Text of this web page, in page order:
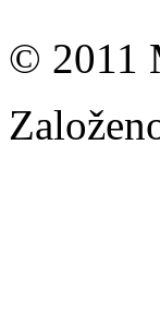
© 2011